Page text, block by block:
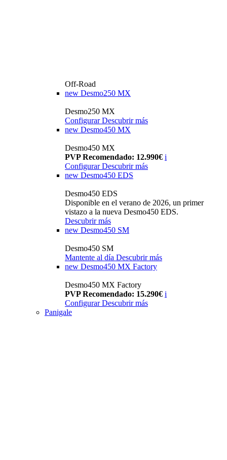
Off-Road
new Desmo250 MX
Desmo250 MX
Configurar Descubrir más
new Desmo450 MX
Desmo450 MX
PVP Recomendado: 12.990€ i
Configurar Descubrir más
new Desmo450 EDS
Desmo450 EDS
Disponible en el verano de 2026, un primer
vistazo a la nueva Desmo450 EDS.
Descubrir más
new Desmo450 SM
Desmo450 SM
Mantente al día Descubrir más
new Desmo450 MX Factory
Desmo450 MX Factory
PVP Recomendado: 15.290€ i
Configurar Descubrir más
Panigale